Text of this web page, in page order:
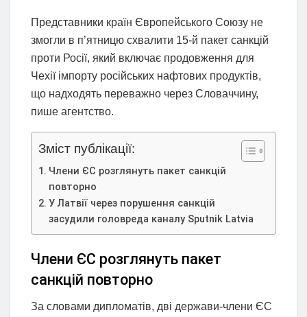
Представники країн Європейського Союзу не
змогли в п’ятницю схвалити 15-й пакет санкцій
проти Росії, який включає продовження для
Чехії імпорту російських нафтових продуктів,
що надходять переважно через Словаччину,
пише агентство.
Зміст публікації:
Члени ЄС розглянуть пакет санкцій
повторно
У Латвії через порушення санкцій
засудили головреда каналу Sputnik Latvia
Члени ЄС розглянуть пакет
санкцій повторно
За словами дипломатів, дві держави-члени ЄС